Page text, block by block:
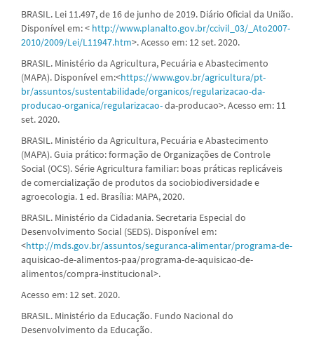
BRASIL. Lei 11.497, de 16 de junho de 2019. Diário Oficial da União.
Disponível em: < http://www.planalto.gov.br/ccivil_03/_Ato2007-
2010/2009/Lei/L11947.htm>. Acesso em: 12 set. 2020.
BRASIL. Ministério da Agricultura, Pecuária e Abastecimento
(MAPA). Disponível em:<https://www.gov.br/agricultura/pt-
br/assuntos/sustentabilidade/organicos/regularizacao-da-
producao-organica/regularizacao-da-producao>. Acesso em: 11
set. 2020.
BRASIL. Ministério da Agricultura, Pecuária e Abastecimento
(MAPA). Guia prático: formação de Organizações de Controle
Social (OCS). Série Agricultura familiar: boas práticas replicáveis
de comercialização de produtos da sociobiodiversidade e
agroecologia. 1 ed. Brasília: MAPA, 2020.
BRASIL. Ministério da Cidadania. Secretaria Especial do
Desenvolvimento Social (SEDS). Disponível em:
<http://mds.gov.br/assuntos/seguranca-alimentar/programa-de-
aquisicao-de-alimentos-paa/programa-de-aquisicao-de-
alimentos/compra-institucional>.
Acesso em: 12 set. 2020.
BRASIL. Ministério da Educação. Fundo Nacional do
Desenvolvimento da Educação.